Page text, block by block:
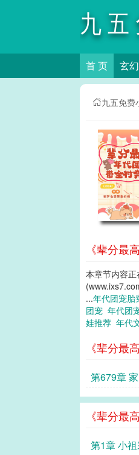
九
网
首 页 玄
九五免费
《辈分最
本章节内容
...年代团宠胎
团宠 年代团
娃推荐 年代
《辈分最
第679章
《辈分最
第1章 小